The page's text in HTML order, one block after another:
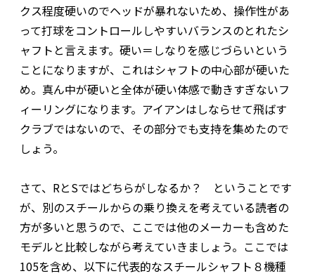
クス程度硬いのでヘッドが暴れないため、操作性があ
って打球をコントロールしやすいバランスのとれたシ
ャフトと言えます。硬い＝しなりを感じづらいという
ことになりますが、これはシャフトの中心部が硬いた
め。真ん中が硬いと全体が硬い体感で動きすぎないフ
ィーリングになります。アイアンはしならせて飛ばす
クラブではないので、その部分でも支持を集めたので
しょう。
さて、RとSではどちらがしなるか？ ということです
が、別のスチールからの乗り換えを考えている読者の
方が多いと思うので、ここでは他のメーカーも含めた
モデルと比較しながら考えていきましょう。ここでは
105を含め、以下に代表的なスチールシャフト８機種